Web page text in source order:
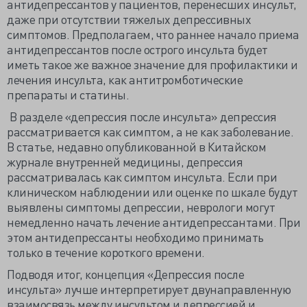
антидепрессантов у пациентов, перенесших инсульт,
даже при отсутствии тяжелых депрессивных
симптомов. Предполагаем, что раннее начало приема
антидепрессантов после острого инсульта будет
иметь такое же важное значение для профилактики и
лечения инсульта, как антитромботические
препараты и статины.
В разделе «депрессия после инсульта» депрессия
рассматривается как симптом, а не как заболевание.
В статье, недавно опубликованной в Китайском
журнале внутренней медицины, депрессия
рассматривалась как симптом инсульта. Если при
клиническом наблюдении или оценке по шкале будут
выявлены симптомы депрессии, неврологи могут
немедленно начать лечение антидепрессантами. При
этом антидепрессанты необходимо принимать
только в течение короткого времени.
Подводя итог, концепция «Депрессия после
инсульта» лучше интерпретирует двунаправленную